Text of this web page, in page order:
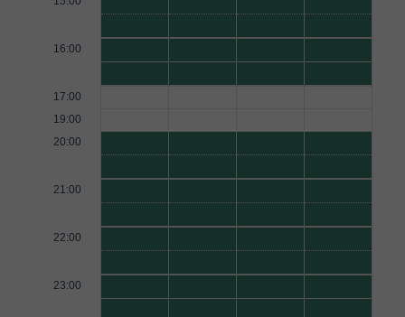
16:00
17:00
19:00
20:00
21:00
22:00
23:00